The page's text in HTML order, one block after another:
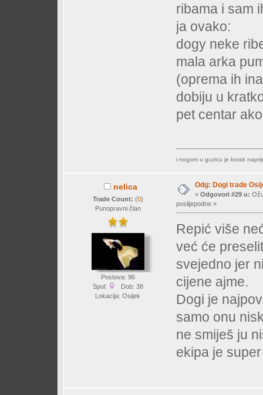
ribama i sam
ja ovako:
dogy neke
mala arka
(oprema ih
dobiju u
pet centar
i nogom u guzicu je korak
nelica
Trade Count: (0)
Punopravni član
Postova: 96
Spol:
Dob: 38
Lokacija: Osijek
Odg: Dogi trade
« Odgovori #29 u:
poslijepodne »
Repić više
već će
svejedno jer
cijene ajme.
Dogi je
samo onu
ne smiješ ju
ekipa je